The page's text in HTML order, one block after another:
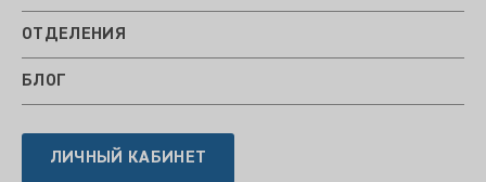
ОТДЕЛЕНИЯ
БЛОГ
ЛИЧНЫЙ КАБИНЕТ